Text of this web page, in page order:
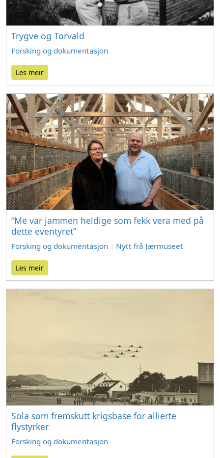
Trygve og Torvald
Forsking og dokumentasjon
Les meir
“Me var jammen heldige som fekk vera med på
dette eventyret”
Forsking og dokumentasjon | Nytt frå Jærmuseet
Les meir
Sola som fremskutt krigsbase for allierte
flystyrker
Forsking og dokumentasjon